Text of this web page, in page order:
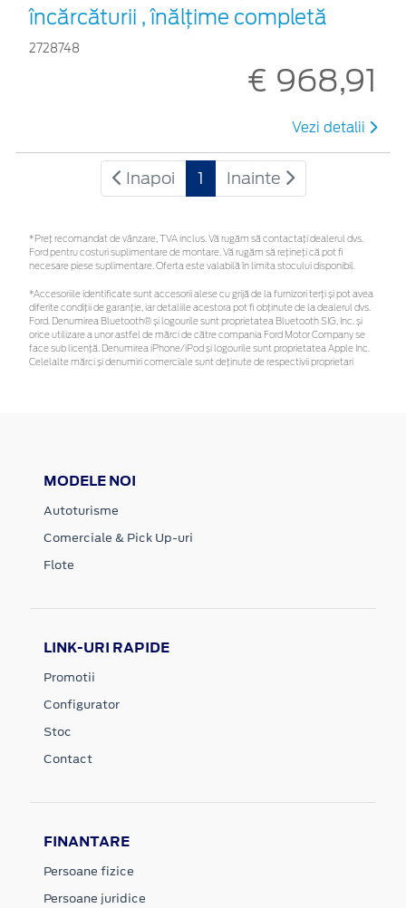
încărcăturii , înălțime completă
2728748
€ 968,91
Vezi detalii
Inapoi 1 Inainte
*Preţ recomandat de vânzare, TVA inclus. Vă rugăm să contactaţi dealerul dvs.
Ford pentru costuri suplimentare de montare. Vă rugăm să rețineți că pot fi
necesare piese suplimentare. Oferta este valabilă în limita stocului disponibil.
*Accesoriile identificate sunt accesorii alese cu grijă de la furnizori terți și pot avea
diferite condiții de garanție, iar detaliile acestora pot fi obținute de la dealerul dvs.
Ford. Denumirea Bluetooth® și logourile sunt proprietatea Bluetooth SIG, Inc. și
orice utilizare a unor astfel de mărci de către compania Ford Motor Company se
face sub licență. Denumirea iPhone/iPod și logourile sunt proprietatea Apple Inc.
Celelalte mărci și denumiri comerciale sunt deținute de respectivii proprietari
MODELE NOI
Autoturisme
Comerciale & Pick Up-uri
Flote
LINK-URI RAPIDE
Promotii
Configurator
Stoc
Contact
FINANTARE
Persoane fizice
Persoane juridice